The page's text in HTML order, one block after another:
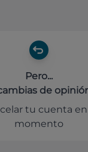
Pero...
de
tu cuenta
momento